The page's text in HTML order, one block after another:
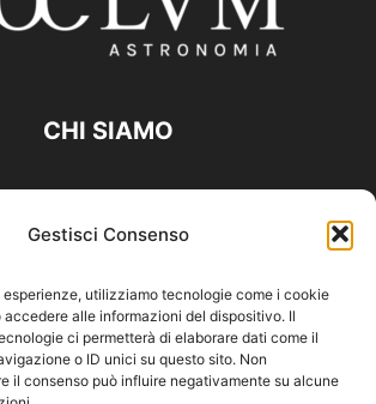
Gestisci Consenso
esperienze, utilizziamo tecnologie come i cookie
accedere alle informazioni del dispositivo. Il
ci permetterà di elaborare dati come il
o ID unici su questo sito. Non
il consenso può influire negativamente su alcune
CHI SIAMO